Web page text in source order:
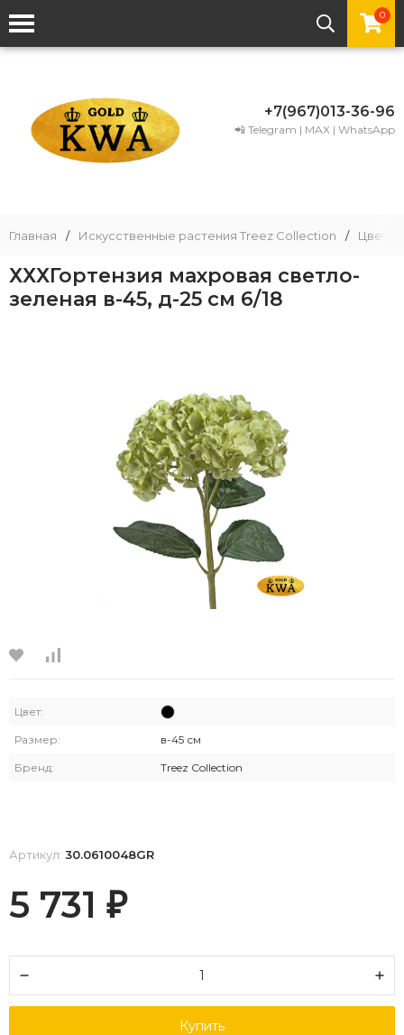
0
+7(967)013-36-96
📲 Telegram | MAX | WhatsApp
Главная / Искусственные растения Treez Collection / Цветы
ХХХГортензия махровая светло-
зеленая в-45, д-25 см 6/18
Цвет:
Размер: в-45 см
Бренд: Treez Collection
Артикул: 30.0610048GR
5 731 ₽
Купить